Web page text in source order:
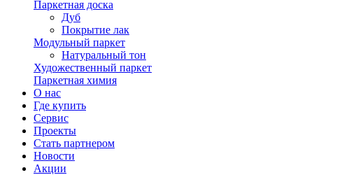
Паркетная доска
Дуб
Покрытие лак
Модульный паркет
Натуральный тон
Художественный паркет
Паркетная химия
О нас
Где купить
Сервис
Проекты
Стать партнером
Новости
Акции